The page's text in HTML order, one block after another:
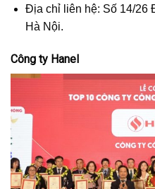
Địa chỉ liên hệ: Số 14/26
Hà Nội.
Công ty Hanel